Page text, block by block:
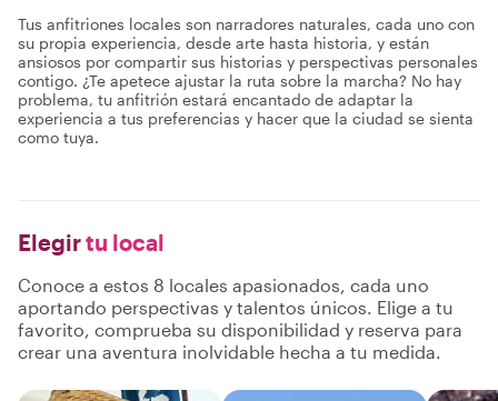
Tus anfitriones locales son narradores naturales, cada uno con
su propia experiencia, desde arte hasta historia, y están
ansiosos por compartir sus historias y perspectivas personales
contigo. ¿Te apetece ajustar la ruta sobre la marcha? No hay
problema, tu anfitrión estará encantado de adaptar la
experiencia a tus preferencias y hacer que la ciudad se sienta
como tuya.
Elegirtu local
Conoce a estos 8 locales apasionados, cada uno
aportando perspectivas y talentos únicos. Elige a tu
favorito, comprueba su disponibilidad y reserva para
crear una aventura inolvidable hecha a tu medida.